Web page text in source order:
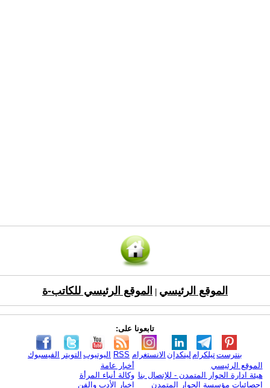
الموقع الرئيسي الموقع الرئيسي للكاتب-ة
تابعونا على:
الفيسبوك التويتر اليوتيوب RSS الانستغرام لينكدإن تيلكرامبنترست
الموقع الرئيسي
هيئة ادارة الحوار المتمدن - للإتصال بنا
إحصائيات مؤسسة الحوار المتمدن
أخبار عامة
وكالة أنباء المرأة
اخبار الأدب والفن